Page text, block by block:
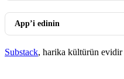
App’i edinin
Substack, harika kültürün evidir